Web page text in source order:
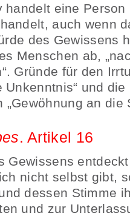
handelt eine
auch wenn
des Gewissens
Menschen ab,
Gründe für den
Unkenntnis“ und
„Gewöhnung an die
. Artikel 16
Gewissens
nicht selbst gibt,
dessen Stimme
und zur